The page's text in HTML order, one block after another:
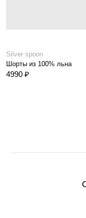
Silver spoon
Шорты из 100% льна
4990 ₽